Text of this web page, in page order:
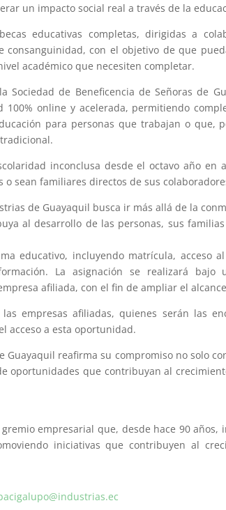
un impacto social real a través de la
educativas completas, dirigidas a
con el objetivo de que
académico que necesiten completar.
Sociedad de Beneficencia de Señoras de
online y acelerada, permitiendo
para personas que trabajan o que,
inconclusa desde el octavo año en
sean familiares directos de sus
de Guayaquil busca ir más allá de la
al desarrollo de las personas, sus
educativo, incluyendo matrícula, acceso
La asignación se realizará bajo
afiliada, con el fin de ampliar el
empresas afiliadas, quienes serán las
acceso a esta oportunidad.
Guayaquil reafirma su compromiso no solo
oportunidades que contribuyan al
empresarial que, desde hace 90 años,
iniciativas que contribuyen al